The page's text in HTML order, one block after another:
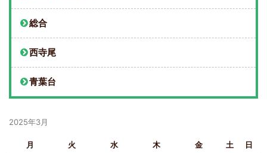
総合
西寺尾
青葉台
2025年3月
月 火 水 木 金 土 日